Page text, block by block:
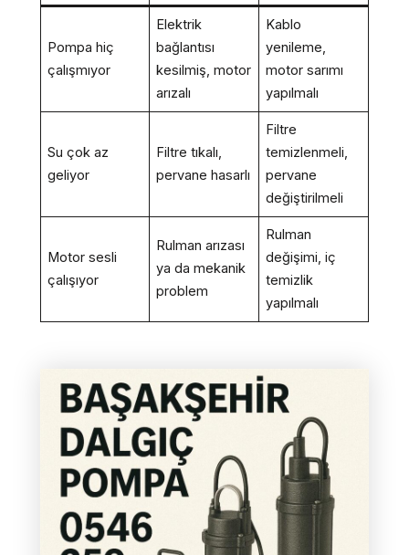
Pompa hiç
çalışmıyor
Elektrik
bağlantısı
kesilmiş, motor
arızalı
Kablo
yenileme,
motor sarımı
yapılmalı
Su çok az
geliyor
Filtre tıkalı,
pervane hasarlı
Filtre
temizlenmeli,
pervane
değiştirilmeli
Motor sesli
çalışıyor
Rulman arızası
ya da mekanik
problem
Rulman
değişimi, iç
temizlik
yapılmalı